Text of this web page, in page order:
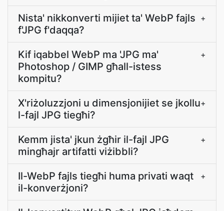
Nista' nikkonverti mijiet ta' WebP fajls
f'JPG f'daqqa?
+
Kif iqabbel WebP ma 'JPG ma'
Photoshop / GIMP għall-istess
kompitu?
+
X'riżoluzzjoni u dimensjonijiet se jkollu
l-fajl JPG tiegħi?
+
Kemm jista' jkun żgħir il-fajl JPG
mingħajr artifatti viżibbli?
+
Il-WebP fajls tiegħi huma privati waqt
il-konverżjoni?
+